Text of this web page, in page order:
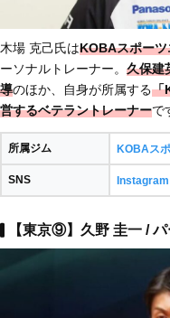
木場 克己氏はKOBAスポー
ーソナルトレーナー。 久保建
導のほか、自身が所属する「
営するベテラントレーナーで
所属ジム KOBAス
SNS Instagram
【東京⑨】久野 圭一 /